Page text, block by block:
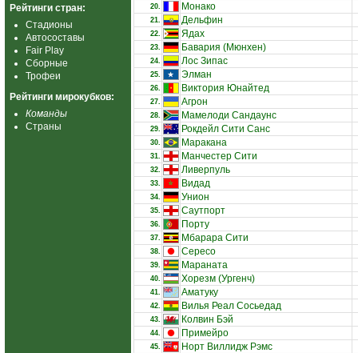
Рейтинги стран:
Стадионы
Автосоставы
Fair Play
Сборные
Трофеи
Рейтинги мирокубков:
Команды
Страны
20. Монако
21. Дельфин
22. Ядах
23. Бавария (Мюнхен)
24. Лос Зипас
25. Элман
26. Виктория Юнайтед
27. Агрон
28. Мамелоди Сандаунс
29. Рокдейл Сити Санс
30. Маракана
31. Манчестер Сити
32. Ливерпуль
33. Видад
34. Унион
35. Саутпорт
36. Порту
37. Мбарара Сити
38. Сересо
39. Мараната
40. Хорезм (Ургенч)
41. Аматуку
42. Вилья Реал Сосьедад
43. Колвин Бэй
44. Примейро
45. Норт Виллидж Рэмс